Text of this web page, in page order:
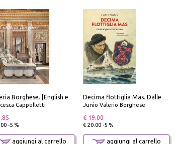
Cappelletti
-5 %
aggiungi al carrello
Junio Valerio Borghese
€ 19.00
€ 20.00 -5 %
aggiungi al carrello